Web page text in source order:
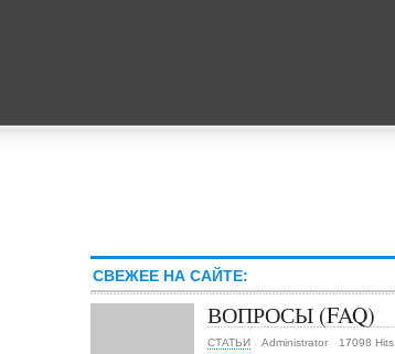
СВЕЖЕЕ НА САЙТЕ:
ВОПРОСЫ (FAQ)
СТАТЬИ Administrator 17098 Hits